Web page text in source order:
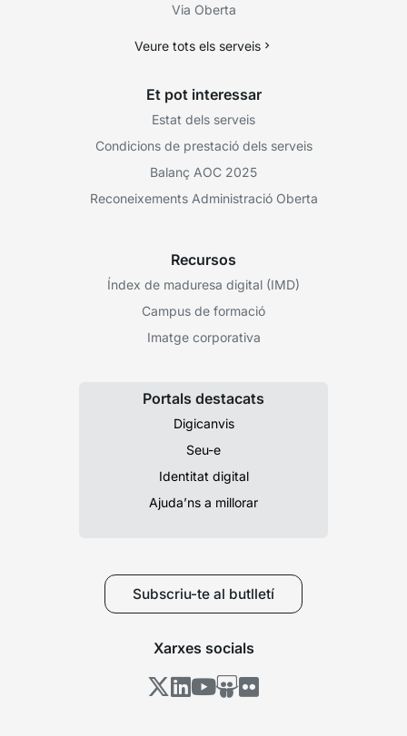
Via Oberta
Veure tots els serveis
Et pot interessar
Estat dels serveis
Condicions de prestació dels serveis
Balanç AOC 2025
Reconeixements Administració Oberta
Recursos
Índex de maduresa digital (IMD)
Campus de formació
Imatge corporativa
Portals destacats
Digicanvis
Seu-e
Identitat digital
Ajuda’ns a millorar
Subscriu-te al butlletí
Xarxes socials